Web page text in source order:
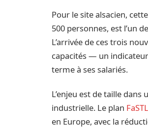
Pour le site alsacien,
500 personnes, est l’un
L’arrivée de ces trois
capacités — un
terme à ses salariés.
L’enjeu est de taille
industrielle. Le plan
en Europe, avec la